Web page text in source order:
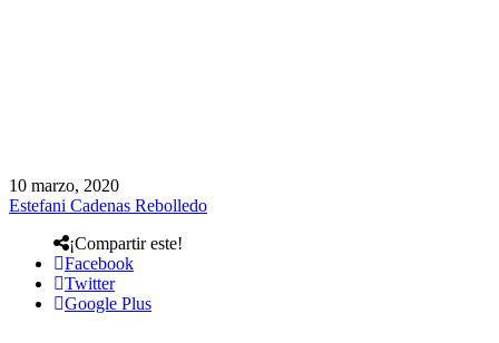
10 marzo, 2020
Estefani Cadenas Rebolledo
¡Compartir este!
Facebook
Twitter
Google Plus